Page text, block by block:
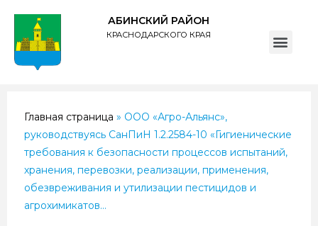
АБИНСКИЙ РАЙОН
КРАСНОДАРСКОГО КРАЯ
Главная страница » ООО «Агро-Альянс»,
руководствуясь СанПиН 1.2.2584-10 «Гигиенические
требования к безопасности процессов испытаний,
хранения, перевозки, реализации, применения,
обезвреживания и утилизации пестицидов и
агрохимикатов…